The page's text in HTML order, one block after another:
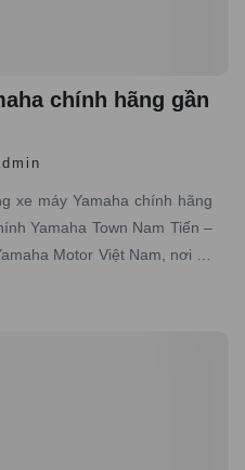
chính hãng gần
xe máy Yamaha chính hãng
Yamaha Town Nam Tiến –
Motor Việt Nam, nơi có